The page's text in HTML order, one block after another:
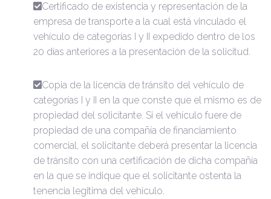
Certificado de existencia y representación de la
empresa de transporte a la cual está vinculado el
vehículo de categorías I y II expedido dentro de los
20 días anteriores a la presentación de la solicitud.
Copia de la licencia de tránsito del vehículo de
categorías I y II en la que conste que el mismo es de
propiedad del solicitante. Si el vehículo fuere de
propiedad de una compañía de financiamiento
comercial, el solicitante deberá presentar la licencia
de tránsito con una certificación de dicha compañía
en la que se indique que el solicitante ostenta la
tenencia legitima del vehículo.